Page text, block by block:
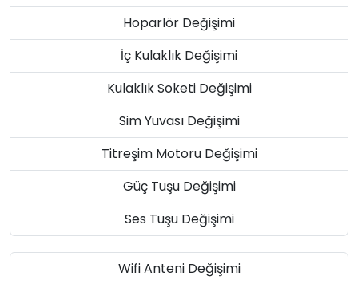
Hoparlör Değişimi
İç Kulaklık Değişimi
Kulaklık Soketi Değişimi
Sim Yuvası Değişimi
Titreşim Motoru Değişimi
Güç Tuşu Değişimi
Ses Tuşu Değişimi
Wifi Anteni Değişimi